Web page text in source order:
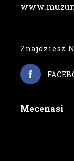
Znajdziesz
Mecenasi